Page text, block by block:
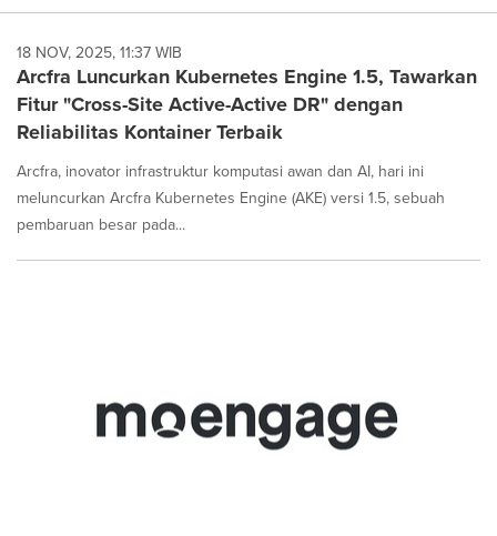
18 NOV, 2025, 11:37 WIB
Arcfra Luncurkan Kubernetes Engine 1.5, Tawarkan
Fitur "Cross-Site Active-Active DR" dengan
Reliabilitas Kontainer Terbaik
Arcfra, inovator infrastruktur komputasi awan dan AI, hari ini
meluncurkan Arcfra Kubernetes Engine (AKE) versi 1.5, sebuah
pembaruan besar pada...